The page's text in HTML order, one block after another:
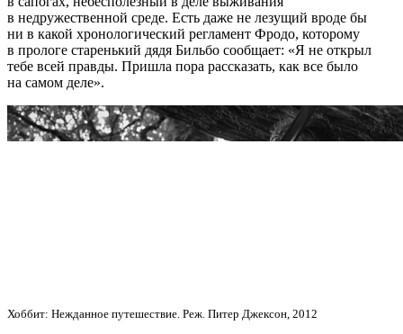
в недружественной среде. Есть даже не лезущий вроде бы
ни в какой хронологический регламент Фродо, которому
в прологе старенький дядя Бильбо сообщает: «Я не открыл
тебе всей правды. Пришла пора рассказать, как все было
на самом деле».
Хоббит: Нежданное путешествие. Реж. Питер Джексон, 2012